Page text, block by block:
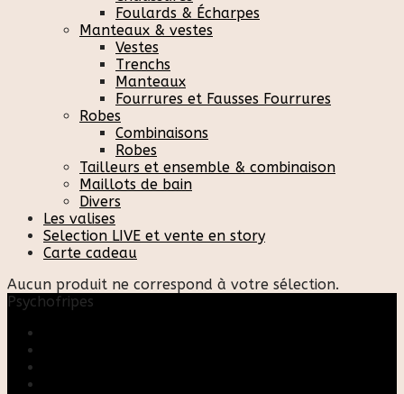
Foulards & Écharpes
Manteaux & vestes
Vestes
Trenchs
Manteaux
Fourrures et Fausses Fourrures
Robes
Combinaisons
Robes
Tailleurs et ensemble & combinaison
Maillots de bain
Divers
Les valises
Selection LIVE et vente en story
Carte cadeau
Aucun produit ne correspond à votre sélection.
Psychofripes